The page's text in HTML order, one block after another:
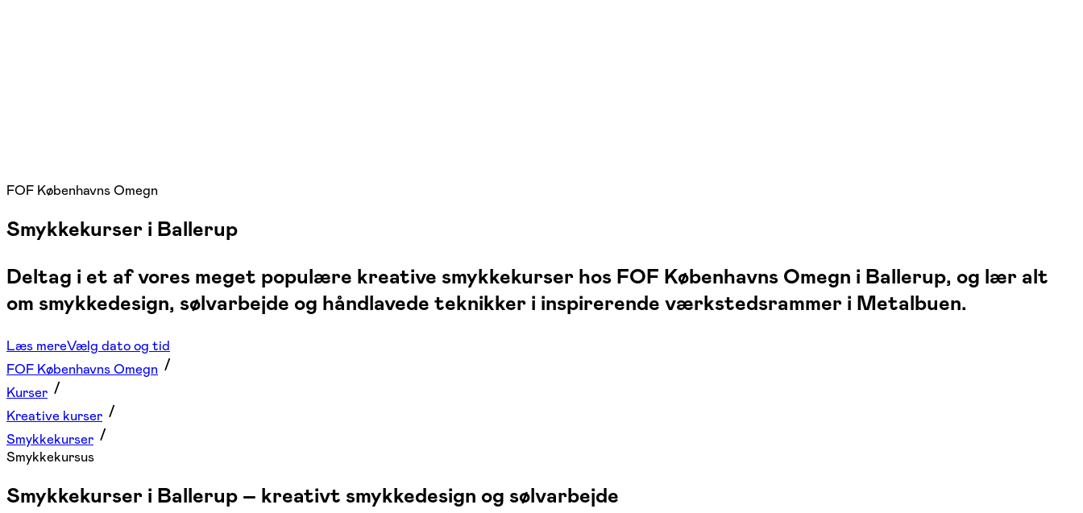
FOF Københavns Omegn
Smykkekurser i Ballerup
Deltag i et af vores meget populære kreative smykkekurser hos FOF Københavns Omegn i Ballerup, og lær alt
om smykkedesign, sølvarbejde og håndlavede teknikker i inspirerende værkstedsrammer i Metalbuen.
Læs mereVælg dato og tid
FOF Københavns Omegn
Kurser
Kreative kurser
Smykkekurser
Smykkekursus
Smykkekurser i Ballerup – kreativt smykkedesign og sølvarbejde